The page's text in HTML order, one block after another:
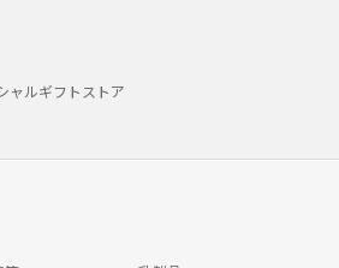
ャルギフトストア